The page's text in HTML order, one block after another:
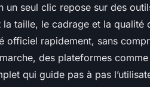
un seul clic repose sur des
taille, le cadrage et la qualité
officiel rapidement, sans
des plateformes comme
qui guide pas à pas